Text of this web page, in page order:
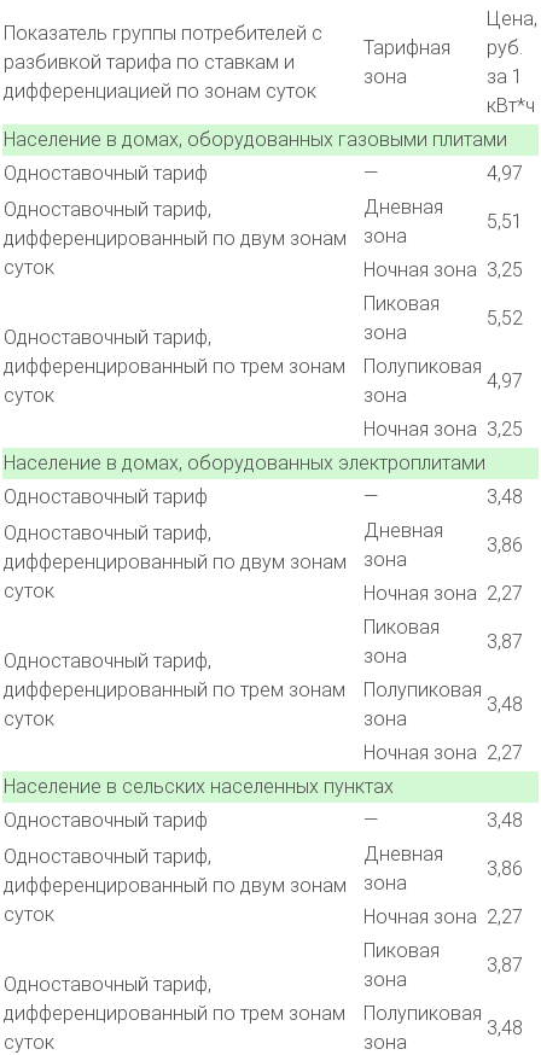
Показатель группы потребителей с
разбивкой тарифа по ставкам и
дифференциацией по зонам суток
Тарифная
зона
Цена,
руб.
за 1
кВт*ч
Население в домах, оборудованных газовыми плитами
Одноставочный тариф
—
4,97
Одноставочный тариф,
дифференцированный по двум зонам
суток
Дневная
зона
5,51
Ночная зона 3,25
Одноставочный тариф,
дифференцированный по трем зонам
суток
Пиковая
зона
5,52
Полупиковая
зона
4,97
Ночная зона 3,25
Население в домах, оборудованных электроплитами
Одноставочный тариф
—
3,48
Одноставочный тариф,
дифференцированный по двум зонам
суток
Дневная
зона
3,86
Ночная зона 2,27
Одноставочный тариф,
дифференцированный по трем зонам
суток
Пиковая
зона
3,87
Полупиковая
зона
3,48
Ночная зона 2,27
Население в сельских населенных пунктах
Одноставочный тариф
—
3,48
Одноставочный тариф,
дифференцированный по двум зонам
суток
Дневная
зона
3,86
Ночная зона 2,27
Одноставочный тариф,
дифференцированный по трем зонам
суток
Пиковая
зона
3,87
Полупиковая
зона
3,48